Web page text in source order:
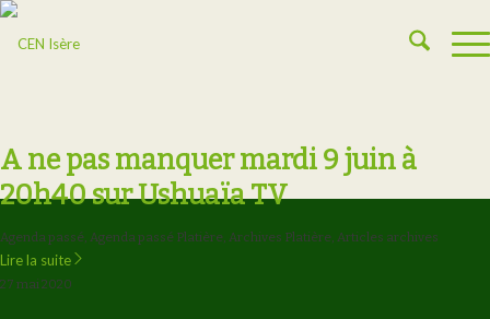
A ne pas manquer mardi 9 juin à
20h40 sur Ushuaïa TV
Agenda passé, Agenda passé Platière, Archives Platière, Articles archives
Lire la suite
27 mai 2020